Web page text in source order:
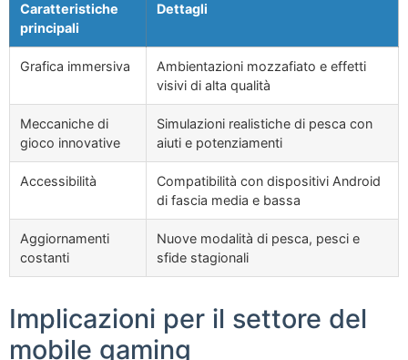
Caratteristiche
principali
Dettagli
Grafica immersiva
Ambientazioni mozzafiato e effetti
visivi di alta qualità
Meccaniche di
gioco innovative
Simulazioni realistiche di pesca con
aiuti e potenziamenti
Accessibilità
Compatibilità con dispositivi Android
di fascia media e bassa
Aggiornamenti
costanti
Nuove modalità di pesca, pesci e
sfide stagionali
Implicazioni per il settore del
mobile gaming